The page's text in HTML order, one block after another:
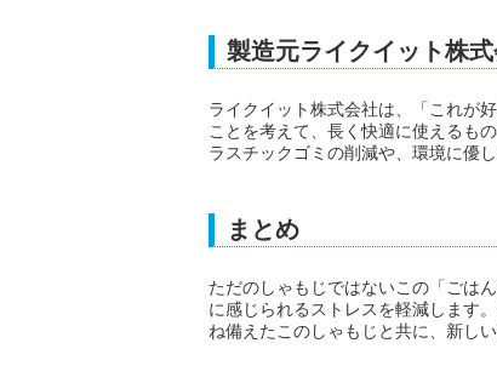
製造元ライクイット株
ライクイット株式会社は、「これが
ことを考えて、長く快適に使えるも
ラスチックゴミの削減や、環境に優
まとめ
ただのしゃもじではないこの「ごは
に感じられるストレスを軽減します
ね備えたこのしゃもじと共に、新し